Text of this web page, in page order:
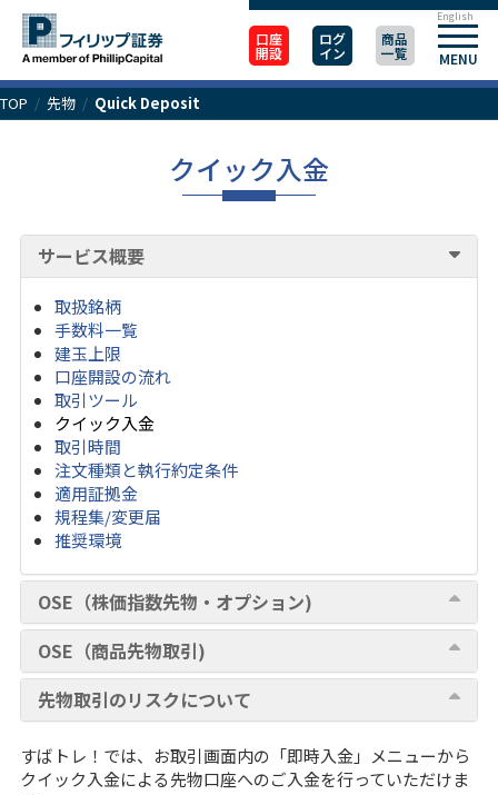
口座
開設
ログ
イン
商品
一覧 MENU
English
TOP / 先物 / Quick Deposit
クイック入金
サービス概要
取扱銘柄
手数料一覧
建玉上限
口座開設の流れ
取引ツール
クイック入金
取引時間
注文種類と執行約定条件
適用証拠金
規程集/変更届
推奨環境
OSE（株価指数先物・オプション)
OSE（商品先物取引)
先物取引のリスクについて
すばトレ！では、お取引画面内の「即時入金」メニューから
クイック入金による先物口座へのご入金を行っていただけま